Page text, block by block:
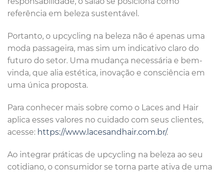
referência em beleza sustentável.
Portanto, o upcycling na beleza não é apenas uma
moda passageira, mas sim um indicativo claro do
futuro do setor. Uma mudança necessária e bem-
vinda, que alia estética, inovação e consciência em
uma única proposta.
Para conhecer mais sobre como o Laces and Hair
aplica esses valores no cuidado com seus clientes,
acesse: https://www.lacesandhair.com.br/.
Ao integrar práticas de upcycling na beleza ao seu
cotidiano, o consumidor se torna parte ativa de uma